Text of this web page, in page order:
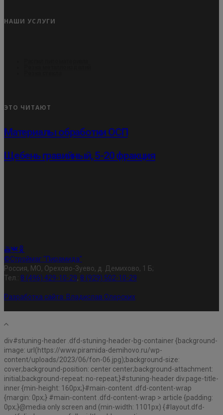
НАШИ УСЛУГИ
ЭТО ЧИТАЮТ
Материалы обработки ОСП
Щебень гравийный, 5-20 фракция
©Строймаг "Пирамида"
Россия, МО, Орехово-Зуево, д. Демихово, 1 Б;
Тел.: 8 (496) 429-10-29, 8 (929) 502-10-29
Разработка сайта: Владислав Олерских
div#stuning-header .dfd-stuning-header-bg-container {background-
image: url(https://www.piramida-demihovo.ru/wp-
content/uploads/2023/06/fon-06.jpg);background-size:
cover;background-position: center center;background-attachment:
initial;background-repeat: no-repeat;}#stuning-header div.page-title-
inner {min-height: 160px;}#main-content .dfd-content-wrap
{margin: 0px;} #main-content .dfd-content-wrap > article {padding:
0px;}@media only screen and (min-width: 1101px) {#layout.dfd-